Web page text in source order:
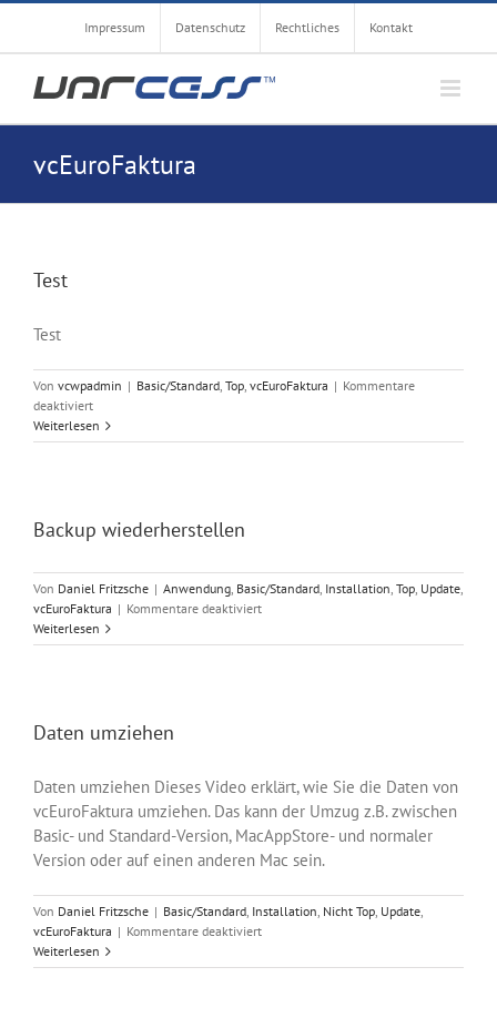
Zum
springen
Impressum Datenschutz Rechtliches Kontakt
vcEuroFaktura
Test
Test
Von vcwpadmin | Basic/Standard, Top, vcEuroFaktura | Kommentare
deaktiviertfür
Test
Weiterlesen
Backup wiederherstellen
Von Daniel Fritzsche | Anwendung, Basic/Standard, Installation, Top, Update,
vcEuroFaktura | Kommentare deaktiviertfür
wiederherstellen
Weiterlesen
Daten umziehen
Daten umziehen Dieses Video erklärt, wie Sie die Daten von
vcEuroFaktura umziehen. Das kann der Umzug z.B. zwischen
Basic- und Standard-Version, MacAppStore- und normaler
Version oder auf einen anderen Mac sein.
Von Daniel Fritzsche | Basic/Standard, Installation, Nicht Top, Update,
vcEuroFaktura | Kommentare deaktiviertfür
umziehen
Weiterlesen